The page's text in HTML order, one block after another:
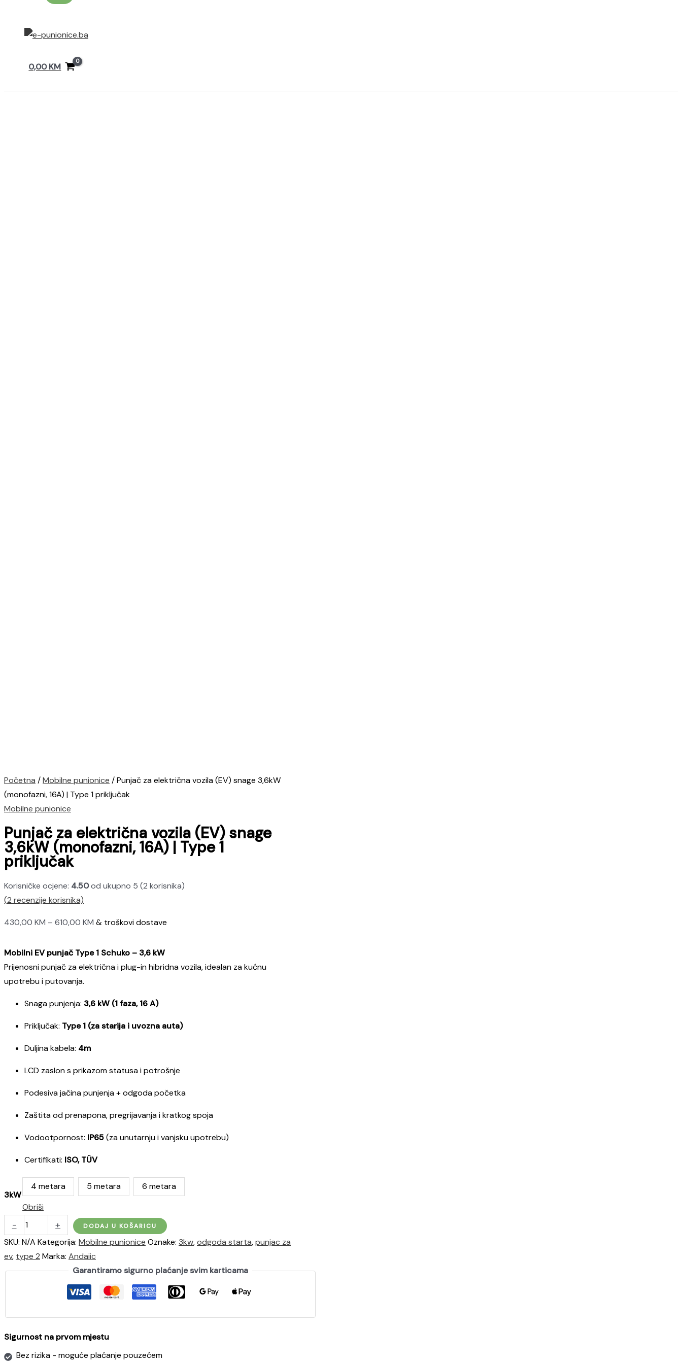
0,00KM
Početna /Mobilne punionice / Punjač za električna vozila (EV) snage 3,6kW
(monofazni, 16A) | Type 1 priključak
Mobilne punionice
Punjač za električna vozila (EV) snage
3,6kW (monofazni, 16A) | Type 1
priključak
Korisničke ocjene: 4.50od ukupno 5 (2 korisnika)
(2 recenzije korisnika)
430,00 KM – 610,00 KM Raspon
od
430,00 KM
& troškovi dostave
Mobilni EV punjač Type 1 Schuko – 3,6 kW
Prijenosni punjač za električna i plug-in hibridna vozila, idealan za kućnu
upotrebu i putovanja.
Snaga punjenja: 3,6 kW (1 faza, 16 A)
Priključak: Type 1 (za starija i uvozna auta)
Duljina kabela: 4m
LCD zaslon s prikazom statusa i potrošnje
Podesiva jačina punjenja + odgoda početka
Zaštita od prenapona, pregrijavanja i kratkog spoja
Vodootpornost: IP65(za unutarnju i vanjsku upotrebu)
Certifikati: ISO, TÜV
3kW
4 metara 5 metara
6 metara
Obriši
-
Punjač
za
vozila
(monofazni,
16A)
+ DODAJ U KOŠARICU
SKU: N/A Kategorija: Mobilne punionice Oznake: 3kw,odgoda starta,punjac za
ev, type 2 Marka: Andaiic
Garantiramo sigurno plaćanje svim karticama
Sigurnost na prvom mjestu
Bez rizika - moguće plaćanje pouzećem